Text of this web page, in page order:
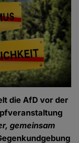
die AfD vor der
gemeinsam